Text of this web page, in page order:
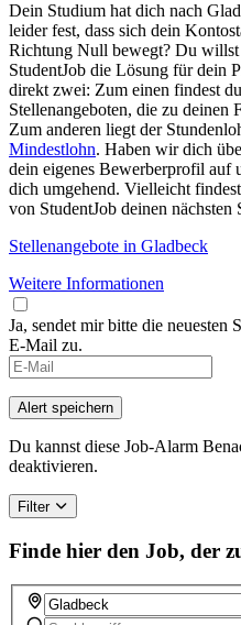
Dein Studium hat dich nach
leider fest, dass sich dein
Richtung Null bewegt? Du
StudentJob die Lösung für dein
direkt zwei: Zum einen findest
Stellenangeboten, die zu deinen
Zum anderen liegt der
Mindestlohn. Haben wir dich
dein eigenes Bewerberprofil auf
dich umgehend. Vielleicht
von StudentJob deinen
Stellenangebote in Gladbeck
Weitere Informationen
Ja, sendet mir bitte die neuesten
E-Mail zu.
Alert speichern
Du kannst diese Job-Alarm
deaktivieren.
Filter
Finde hier den Job, der